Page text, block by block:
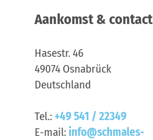
Aankomst & contact
Hasestr. 46
49074 Osnabrück
Deutschland
Tel.: +49 541 / 22349
E-mail: info@schmales-